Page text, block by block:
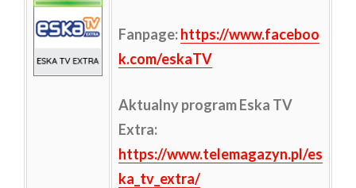
Fanpage:https://www.faceboo
k.com/eskaTV
Aktualny program Eska TV
Extra:
https://www.telemagazyn.pl/es
ka_tv_extra/